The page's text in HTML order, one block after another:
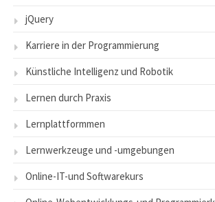
jQuery
Karriere in der Programmierung
Künstliche Intelligenz und Robotik
Lernen durch Praxis
Lernplattformmen
Lernwerkzeuge und -umgebungen
Online-IT-und Softwarekurs